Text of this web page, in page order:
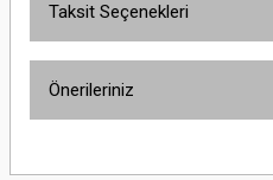
Taksit Seçenekleri
Önerileriniz
yetersiz gördüğünüz noktaları